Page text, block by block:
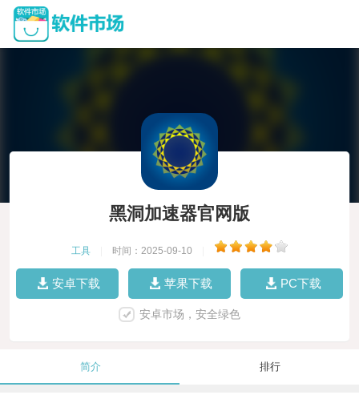
黑洞加速器官网版
工具 时间：2025-09-10
安卓下载 苹果下载 PC下载
安卓市场，安全绿色
简介 排行